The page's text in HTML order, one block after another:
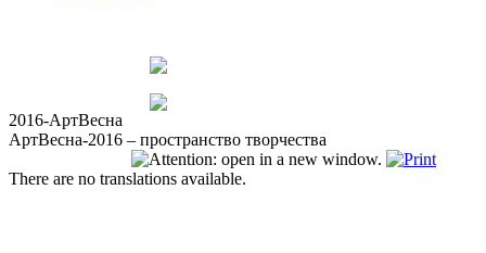
2016-АртВесна
АртВесна-2016 – пространство творчества
There are no translations available.